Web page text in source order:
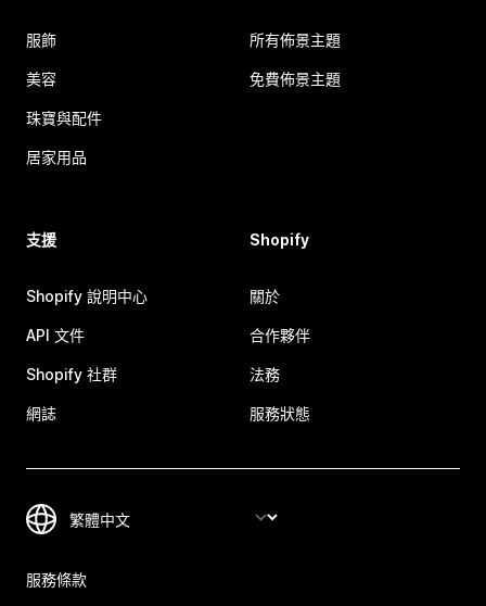
服飾
美容
珠寶與配件
居家用品
所有佈景主題
免費佈景主題
支援
Shopify 說明中心
API 文件
Shopify 社群
網誌
Shopify
關於
合作夥伴
法務
服務狀態
服務條款